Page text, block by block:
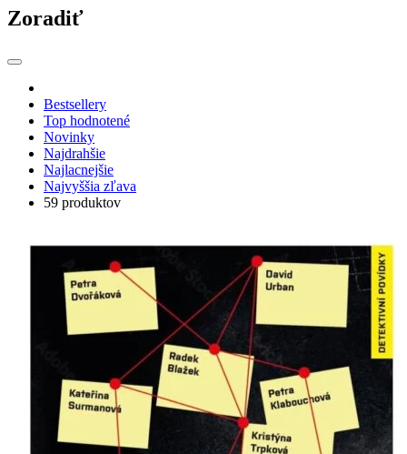
Zoradiť
Bestsellery
Top hodnotené
Novinky
Najdrahšie
Najlacnejšie
Najvyššia zľava
59 produktov